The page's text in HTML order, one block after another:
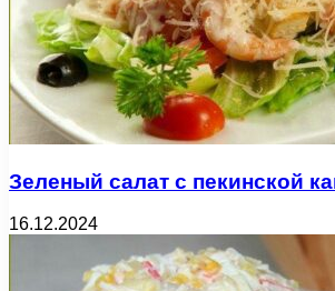
Зеленый салат с пекинской
16.12.2024